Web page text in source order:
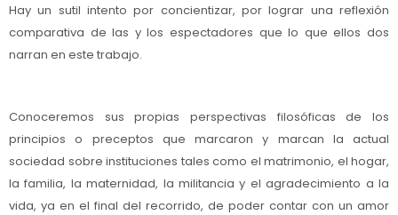
Hay un sutil intento por concientizar, por lograr una reflexión
comparativa de las y los espectadores que lo que ellos dos
narran en este trabajo.
Conoceremos sus propias perspectivas filosóficas de los
principios o preceptos que marcaron y marcan la actual
sociedad sobre instituciones tales como el matrimonio, el hogar,
la familia, la maternidad, la militancia y el agradecimiento a la
vida, ya en el final del recorrido, de poder contar con un amor